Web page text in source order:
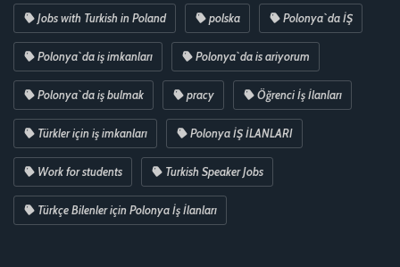
Jobs with Turkish in Poland polska Polonya`da İŞ
Polonya`da iş imkanları Polonya`da is ariyorum
Polonya`da iş bulmak pracy Öğrenci İş İlanları
Türkler için iş imkanları Polonya İŞ İLANLARI
Work for students Turkish Speaker Jobs
Türkçe Bilenler için Polonya İş İlanları